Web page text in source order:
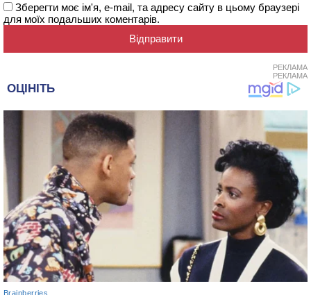
Зберегти моє ім'я, e-mail, та адресу сайту в цьому браузері
для моїх подальших коментарів.
РЕКЛАМА
РЕКЛАМА